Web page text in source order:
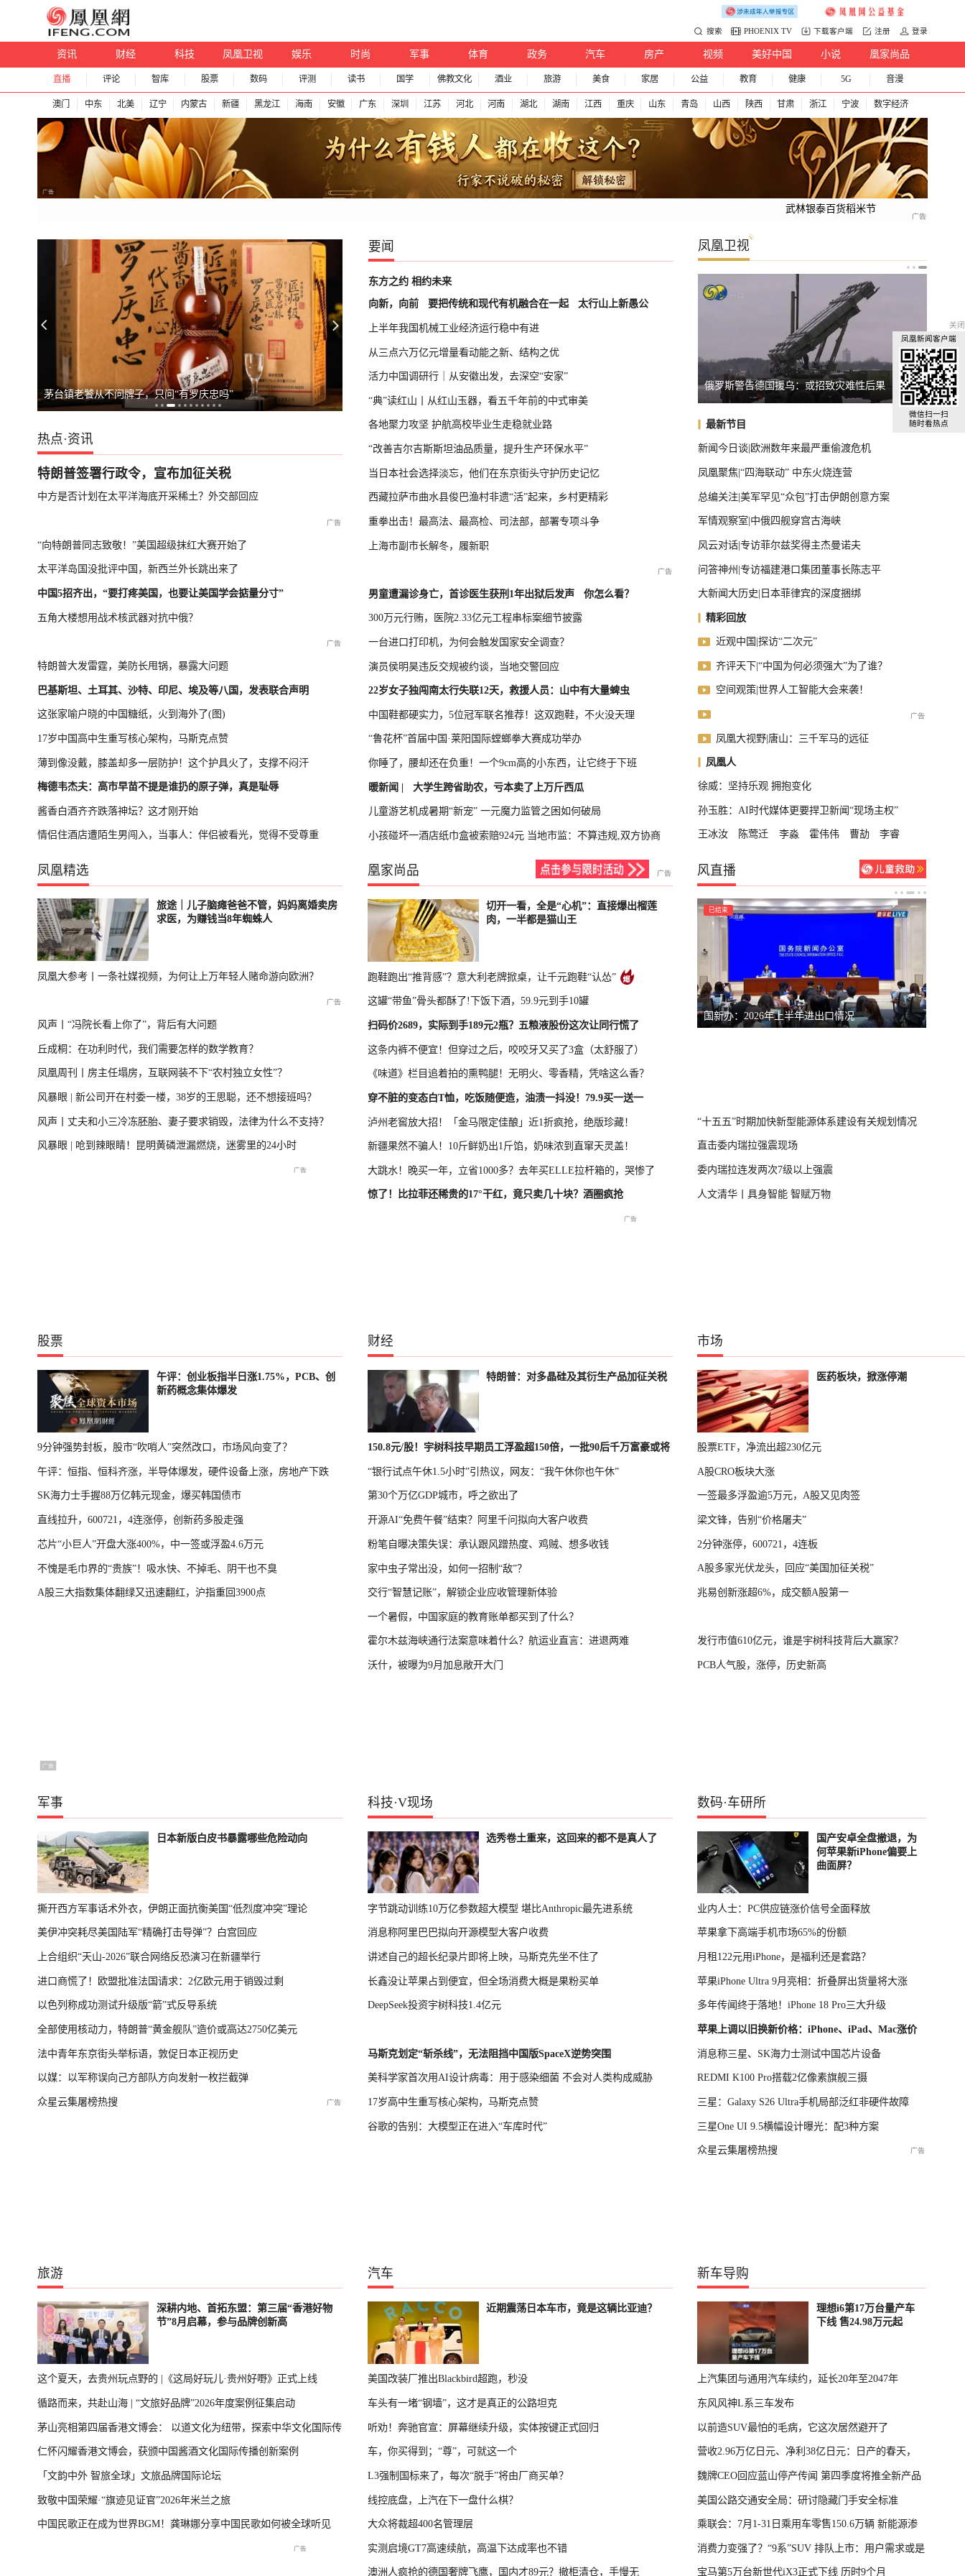
搜索 PHOENIX TV 下载客户端 注册 登录
资讯 财经 科技 凤凰卫视 娱乐 时尚 军事 体育 政务 汽车 房产 视频 美好中国 小说 凰家尚品
直播 评论 智库 股票 数码 评测 读书 国学 佛教文化 酒业 旅游 美食 家居 公益 教育 健康 5G 音漫
澳门 中东 北美 辽宁 内蒙古 新疆 黑龙江 海南 安徽 广东 深圳 江苏 河北 河南 湖北 湖南 江西 重庆 山东 青岛 山西 陕西 甘肃 浙江 宁波 数字经济
武林银泰百货稻米节
茅台镇老饕从不问牌子，只问“有罗庆忠吗” U17国足三连胜晋级半决赛 全球汽车前十，中国占了三把椅子
热点 ·资讯
特朗普签署行政令，宣布加征关税
中方是否计划在太平洋海底开采稀土？外交部回应
“向特朗普同志致敬！”美国超级抹红大赛开始了
太平洋岛国没批评中国，新西兰外长跳出来了
中国5招齐出，“要打疼美国，也要让美国学会掂量分寸”
五角大楼想用战术核武器对抗中俄？
特朗普大发雷霆，美防长甩锅，暴露大问题
巴基斯坦、土耳其、沙特、印尼、埃及等八国，发表联合声明
这张家喻户晓的中国糖纸，火到海外了(图)
17岁中国高中生重写核心架构，马斯克点赞
薄到像没戴，膝盖却多一层防护！这个护具火了，支撑不闷汗
梅德韦杰夫：高市早苗不提是谁扔的原子弹，真是耻辱
酱香白酒齐齐跌落神坛？这才刚开始
情侣住酒店遭陌生男闯入，当事人：伴侣被看光，觉得不受尊重
要闻
东方之约 相约未来
向新，向前
要把传统和现代有机融合在一起 太行山上新愚公
上半年我国机械工业经济运行稳中有进
从三点六万亿元增量看动能之新、结构之优
活力中国调研行｜从安徽出发，去深空“安家”
“典”读红山丨从红山玉器，看五千年前的中式审美
各地聚力攻坚 护航高校毕业生走稳就业路
“改善吉尔吉斯斯坦油品质量，提升生产环保水平”
当日本社会选择淡忘，他们在东京街头守护历史记忆
西藏拉萨市曲水县俊巴渔村非遗“活”起来，乡村更精彩
重拳出击！最高法、最高检、司法部，部署专项斗争
上海市副市长解冬，履新职
男童遭漏诊身亡，首诊医生获刑1年出狱后发声 你怎么看？
300万元行贿，医院2.33亿元工程串标案细节披露
一台进口打印机，为何会触发国家安全调查？
演员侯明昊违反交规被约谈，当地交警回应
22岁女子独闯南太行失联12天，救援人员：山中有大量蜱虫
中国鞋都硬实力，5位冠军联名推荐！这双跑鞋，不火没天理
“鲁花杯”首届中国·莱阳国际螳螂拳大赛成功举办
你睡了，腰却还在负重！一个9cm高的小东西，让它终于下班
暖新闻 | 大学生跨省助农，亏本卖了上万斤西瓜
儿童游艺机成暑期“新宠” 一元魔力监管之困如何破局
小孩碰坏一酒店纸巾盒被索赔924元 当地市监：不算违规,双方协商
凤凰卫视
俄罗斯警告德国援乌：或招致灾难性后果 英国宣布对俄罗斯实施新一轮制裁 俄罗斯警告德国援乌：或招致灾难性后果 英国
最新节目
新闻今日谈|欧洲数年来最严重偷渡危机
凤凰聚焦|“四海联动” 中东火烧连营
总编关注|美军罕见“众包”打击伊朗创意方案
军情观察室|中俄四舰穿宫古海峡
风云对话|专访菲尔兹奖得主杰曼诺夫
问答神州|专访福建港口集团董事长陈志平
大新闻大历史|日本菲律宾的深度捆绑
精彩回放
近观中国|探访“二次元”
齐评天下|“中国为何必须强大”为了谁？
空间观策|世界人工智能大会来袭！
凤凰大视野|唐山：三千军马的远征
凤凰人
徐威：坚持乐观 拥抱变化
孙玉胜：AI时代媒体更要捍卫新闻“现场主权”
王冰汝 陈莺迁 李淼 霍伟伟 曹劼 李睿
凤凰精选
旅途｜儿子脑瘫爸爸不管，妈妈离婚卖房
求医，为赚钱当8年蜘蛛人
凤凰大参考丨一条社媒视频，为何让上万年轻人赌命游向欧洲？
风声丨“冯院长看上你了”，背后有大问题
丘成桐：在功利时代，我们需要怎样的数学教育？
凤凰周刊丨房主任塌房，互联网装不下“农村独立女性”？
风暴眼 | 新公司开在村委一楼，38岁的王思聪，还不想接班吗？
风声丨丈夫和小三冷冻胚胎、妻子要求销毁，法律为什么不支持？
风暴眼 | 呛到辣眼睛！昆明黄磷泄漏燃烧，迷雾里的24小时
凰家尚品
切开一看，全是“心机”：直接爆出榴莲
肉，一半都是猫山王
跑鞋跑出“推背感”？意大利老牌掀桌，让千元跑鞋“认怂”
这罐“带鱼”骨头都酥了!下饭下酒，59.9元到手10罐
扫码价2689，实际到手189元2瓶？五粮液股份这次让同行慌了
这条内裤不便宜！但穿过之后，咬咬牙又买了3盒（太舒服了）
《味道》栏目追着拍的熏鸭腿！无明火、零香精，凭啥这么香？
穿不脏的变态白T恤，吃饭随便造，油渍一抖没！79.9买一送一
泸州老窖放大招！「金马限定佳酿」近1折疯抢，绝版珍藏！
新疆果然不骗人！10斤鲜奶出1斤馅，奶味浓到直窜天灵盖！
大跳水！晚买一年，立省1000多？去年买ELLE拉杆箱的，哭惨了
惊了！比拉菲还稀贵的17°干红，竟只卖几十块？酒圈疯抢
风直播
已结束
交流现场
年大会特别报道
轮播中
播
经济运行情况
已结束
最新进展
会
已结束
国新办：2026年上半年进出口情况
“十五五”时期加快新型能源体系建设有关规划情况
直击委内瑞拉强震现场
委内瑞拉连发两次7级以上强震
人文清华丨具身智能 智赋万物
股票
午评：创业板指半日涨1.75%，PCB、创
新药概念集体爆发
9分钟强势封板，股市“吹哨人”突然改口，市场风向变了？
午评：恒指、恒科齐涨，半导体爆发，硬件设备上涨，房地产下跌
SK海力士手握88万亿韩元现金，爆买韩国债市
直线拉升，600721，4连涨停，创新药多股走强
芯片“小巨人”开盘大涨400%，中一签或浮盈4.6万元
不愧是毛巾界的“贵族”！吸水快、不掉毛、阴干也不臭
A股三大指数集体翻绿又迅速翻红，沪指重回3900点
财经
特朗普：对多晶硅及其衍生产品加征关税
150.8元/股！宇树科技早期员工浮盈超150倍，一批90后千万富豪或将
诞生
“银行试点午休1.5小时”引热议，网友：“我午休你也午休”
第30个万亿GDP城市，呼之欲出了
开源AI“免费午餐”结束？阿里千问拟向大客户收费
粉笔自曝决策失误：承认跟风蹭热度、鸡贼、想多收钱
家中虫子常出没，如何一招制“敌”？
交行“智慧记账”，解锁企业应收管理新体验
一个暑假，中国家庭的教育账单都买到了什么？
霍尔木兹海峡通行法案意味着什么？航运业直言：进退两难
沃什，被曝为9月加息敞开大门
市场
医药板块，掀涨停潮
股票ETF，净流出超230亿元
A股CRO板块大涨
一签最多浮盈逾5万元，A股又见肉签
梁文锋，告别“价格屠夫”
2分钟涨停，600721，4连板
A股多家光伏龙头，回应“美国加征关税”
兆易创新涨超6%，成交额A股第一
发行市值610亿元，谁是宇树科技背后大赢家？
PCB人气股，涨停，历史新高
军事
日本新版白皮书暴露哪些危险动向
撕开西方军事话术外衣，伊朗正面抗衡美国“低烈度冲突”理论
美伊冲突耗尽美国陆军“精确打击导弹”？白宫回应
上合组织“天山-2026”联合网络反恐演习在新疆举行
进口商慌了！欧盟批准法国请求：2亿欧元用于销毁过剩
以色列称成功测试升级版“箭”式反导系统
全部使用核动力，特朗普“黄金舰队”造价或高达2750亿美元
法中青年东京街头举标语，敦促日本正视历史
以媒：以军称误向己方部队方向发射一枚拦截弹
众星云集屠榜热搜
科技·V现场
选秀卷土重来，这回来的都不是真人了
字节跳动训练10万亿参数超大模型 堪比Anthropic最先进系统
消息称阿里巴巴拟向开源模型大客户收费
讲述自己的超长纪录片即将上映，马斯克先坐不住了
长鑫没让苹果占到便宜，但全场消费大概是果粉买单
DeepSeek投资宇树科技1.4亿元
马斯克划定“斩杀线”，无法阻挡中国版SpaceX逆势突围
美科学家首次用AI设计病毒：用于感染细菌 不会对人类构成威胁
17岁高中生重写核心架构，马斯克点赞
谷歌的告别：大模型正在进入“车库时代”
数码·车研所
国产安卓全盘撤退，为
何苹果新iPhone偏要上
曲面屏？
业内人士：PC供应链涨价信号全面释放
苹果拿下高端手机市场65%的份额
月租122元用iPhone，是福利还是套路？
苹果iPhone Ultra 9月亮相：折叠屏出货量将大涨
多年传闻终于落地！iPhone 18 Pro三大升级
苹果上调以旧换新价格：iPhone、iPad、Mac涨价
消息称三星、SK海力士测试中国芯片设备
REDMI K100 Pro搭载2亿像素旗舰三摄
三星：Galaxy S26 Ultra手机局部泛红非硬件故障
三星One UI 9.5横幅设计曝光：配3种方案
众星云集屠榜热搜
旅游
深耕内地、首拓东盟：第三届“香港好物
节”8月启幕，参与品牌创新高
这个夏天，去贵州玩点野的 |《这局好玩儿·贵州好嘢》正式上线
循路而来，共赴山海 | “文旅好品牌”2026年度案例征集启动
茅山亮相第四届香港文博会： 以道文化为纽带，探索中华文化国际传
播新表达
仁怀闪耀香港文博会，获颁中国酱酒文化国际传播创新案例
「文韵中外 智旅全球」文旅品牌国际论坛
致敬中国荣耀·“旗迹见证官”2026年米兰之旅
中国民歌正在成为世界BGM！龚琳娜分享中国民歌如何被全球听见
汽车
近期震荡日本车市，竟是这辆比亚迪？
美国改装厂推出Blackbird超跑，秒没
车头有一堵“钢墙”，这才是真正的公路坦克
听劝！奔驰官宣：屏幕继续升级，实体按键正式回归
车，你买得到；“尊”，可就这一个
L3强制国标来了，每次“脱手”将由厂商买单？
线控底盘，上汽在下一盘什么棋？
大众将裁超400名管理层
实测启境GT7高速续航，高温下达成率也不错
澳洲人疯抢的德国奢牌飞鹰，国内才89元？撤柜清仓，手慢无
新车导购
理想i6第17万台量产车
下线 售24.98万元起
上汽集团与通用汽车续约，延长20年至2047年
东风风神L系三车发布
以前造SUV最怕的毛病，它这次居然避开了
营收2.96万亿日元、净利38亿日元：日产的春天，
回来了
魏牌CEO回应蓝山停产传闻 第四季度将推全新产品
美国公路交通安全局：研讨隐藏门手安全标准
乘联会：7月1-31日乘用车零售150.6万辆 新能源渗
透率64.4%
消费力变强了？“9系”SUV 排队上市：用户需求或是
主因
宝马第5万台新世代iX3正式下线 历时9个月
关闭
凤凰新闻客户端
微信扫一扫
随时看热点